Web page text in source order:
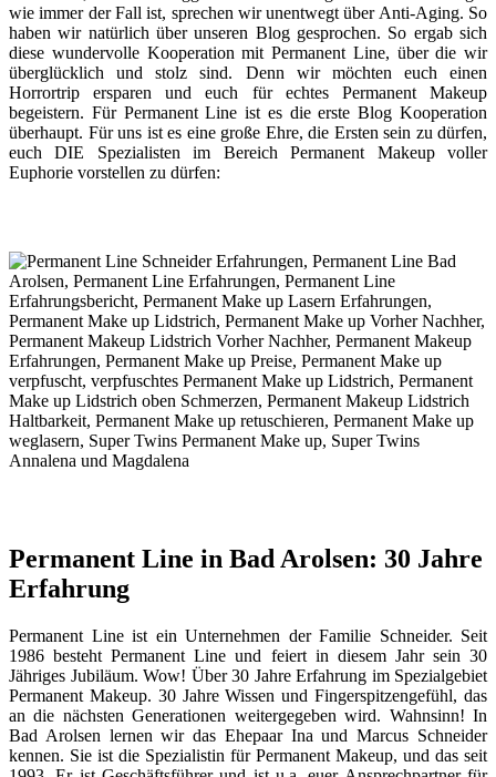
wie immer der Fall ist, sprechen wir unentwegt über Anti-Aging. So
haben wir natürlich über unseren Blog gesprochen. So ergab sich
diese wundervolle Kooperation mit Permanent Line, über die wir
überglücklich und stolz sind. Denn wir möchten euch einen
Horrortrip ersparen und euch für echtes Permanent Makeup
begeistern. Für Permanent Line ist es die erste Blog Kooperation
überhaupt. Für uns ist es eine große Ehre, die Ersten sein zu dürfen,
euch DIE Spezialisten im Bereich Permanent Makeup voller
Euphorie vorstellen zu dürfen:
Permanent Line in Bad Arolsen: 30 Jahre
Erfahrung
Permanent Line ist ein Unternehmen der Familie Schneider. Seit
1986 besteht Permanent Line und feiert in diesem Jahr sein 30
Jähriges Jubiläum. Wow! Über 30 Jahre Erfahrung im Spezialgebiet
Permanent Makeup. 30 Jahre Wissen und Fingerspitzengefühl, das
an die nächsten Generationen weitergegeben wird. Wahnsinn! In
Bad Arolsen lernen wir das Ehepaar Ina und Marcus Schneider
kennen. Sie ist die Spezialistin für Permanent Makeup, und das seit